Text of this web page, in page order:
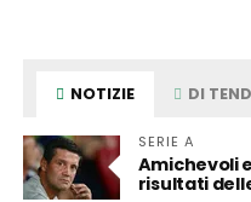
NOTIZIE DI
SERIE A
Amichevoli
risultati